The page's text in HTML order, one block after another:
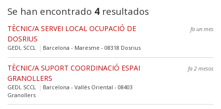
Se han encontrado 4 resultados
TÈCNIC/A SERVEI LOCAL OCUPACIÓ DE
DOSRIUS
fa un mes
GEDI, SCCL Barcelona - Maresme - 08318 Dosrius
TÈCNIC/A SUPORT COORDINACIÓ ESPAI
GRANOLLERS
fa 2 mesos
GEDI, SCCL
Barcelona - Vallès Oriental - 08403
Granollers